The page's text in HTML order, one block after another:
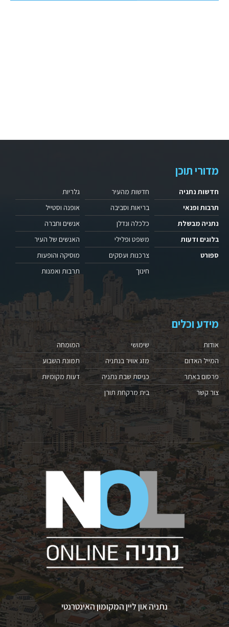
מדורי תוכן
חדשות נתניה
תרבות ופנאי
נתניה מבשלת
בלוגים ודעות
ספורט
חדשות מהעיר
בריאות וסביבה
כלכלה ונדלן
משפט ופלילי
צרכנות ועסקים
חינוך
גלריות
אופנה וסטייל
אנשים וחברה
האנשים של העיר
מוסיקה והופעות
תרבות ואמנות
מידע וכלים
אודות
המייל האדום
פרסום באתר
צור קשר
שימושי
מזג אוויר בנתניה
כניסת שבת נתניה
בית מרקחת תורן
המומחה
תמונת השבוע
דעות מקומיות
נתניה און ליין המקומון האינטרנטי